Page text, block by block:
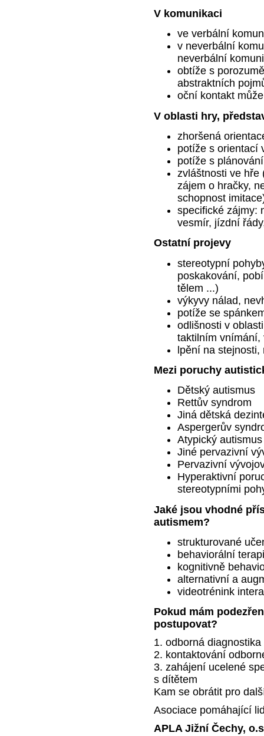
V komunikaci
ve verbální
v neverbální
neverbální
obtíže s
abstraktních
oční kontakt
V oblasti hry,
zhoršená
potíže s orientací
potíže s
zvláštnosti ve hře
zájem o hračky,
schopnost
specifické zájmy:
vesmír, jízdní
Ostatní projevy
stereotypní
poskakování,
tělem ...)
výkyvy nálad,
potíže se
odlišnosti v
taktilním vnímání,
lpění na stejnosti,
Mezi poruchy
Dětský autismus
Rettův syndrom
Jiná dětská
Aspergerův
Atypický autismus
Jiné pervazivní
Pervazivní
Hyperaktivní
stereotypními
Jaké jsou vhodné
autismem?
strukturované
behaviorální
kognitivně
alternativní a
videotrénink
Pokud mám
postupovat?
1. odborná diagnostika
2. kontaktování
3. zahájení ucelené
s dítětem
Kam se obrátit pro
Asociace pomáhající
APLA Jižní Čechy,